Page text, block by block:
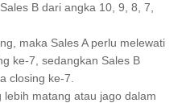
B dari angka 10, 9, 8, 7,
maka Sales A perlu melewati
ke-7, sedangkan Sales B
closing ke-7.
matang atau jago dalam